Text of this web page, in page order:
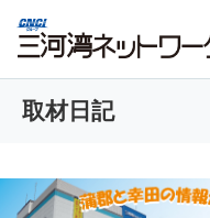
取材日記